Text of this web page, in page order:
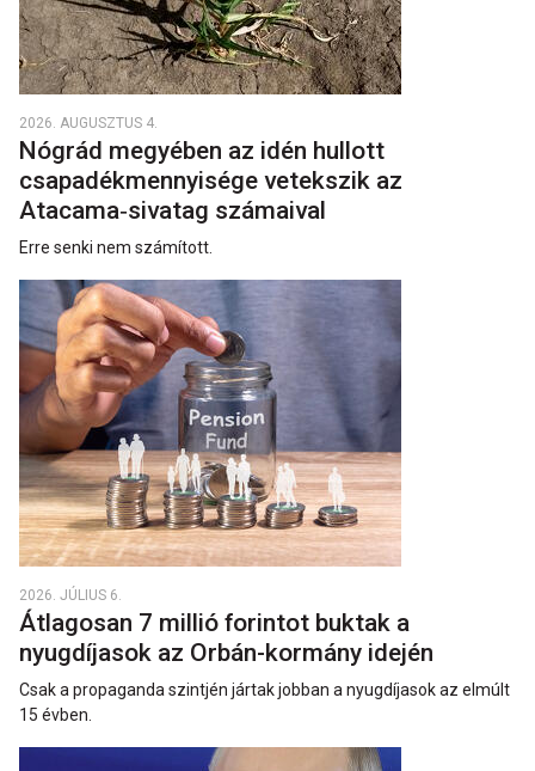
2026. AUGUSZTUS 4.
Nógrád megyében az idén hullott
csapadékmennyisége vetekszik az
Atacama‑sivatag számaival
Erre senki nem számított.
2026. JÚLIUS 6.
Átlagosan 7 millió forintot buktak a
nyugdíjasok az Orbán-kormány idején
Csak a propaganda szintjén jártak jobban a nyugdíjasok az elmúlt
15 évben.